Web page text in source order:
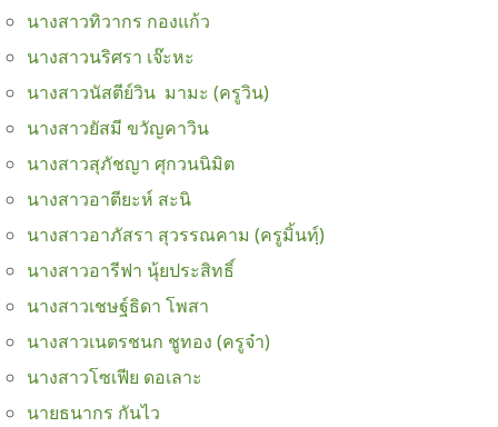
นางสาวทิวากร กองแก้ว
นางสาวนริศรา เจ๊ะหะ
นางสาวนัสตีย์วิน มามะ (ครูวิน)
นางสาวยัสมี ขวัญคาวิน
นางสาวสุภัชญา ศุกวนนิมิต
นางสาวอาตียะห์ สะนิ
นางสาวอาภัสรา สุวรรณคาม (ครูมิ้นทฺ์)
นางสาวอารีฟา นุ้ยประสิทธิ์
นางสาวเชษฐ์ธิดา โพสา
นางสาวเนตรชนก ชูทอง (ครูจ๋า)
นางสาวโซเฟีย ดอเลาะ
นายธนากร กันไว